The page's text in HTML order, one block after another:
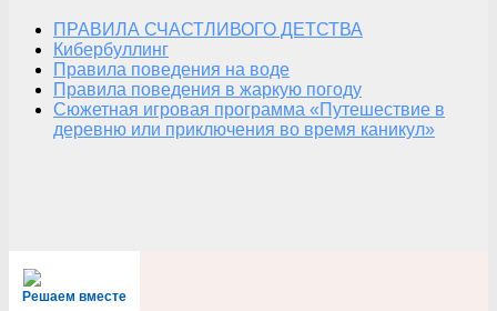
ПРАВИЛА СЧАСТЛИВОГО ДЕТСТВА
Кибербуллинг
Правила поведения на воде
Правила поведения в жаркую погоду
Сюжетная игровая программа «Путешествие в
деревню или приключения во время каникул»
Решаем вместе